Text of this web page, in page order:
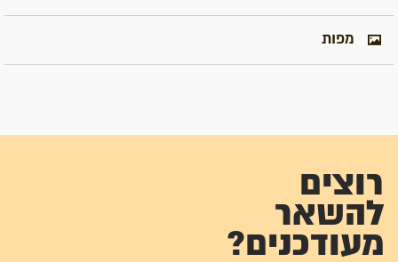
מפות
רוצים
להשאר
מעודכנים?